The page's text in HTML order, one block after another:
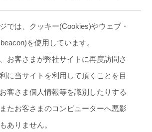
では、クッキー(Cookies)やウェブ・
を使用しています。
お客さまが弊社サイトに再度訪問さ
に当サイトを利用して頂くことを目
客さま個人情報等を識別したりする
たお客さまのコンピューターへ悪影
ありません。